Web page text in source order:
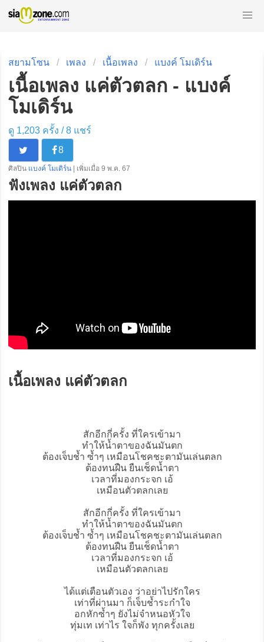
สยามโซน เพลง เนื้อเพลง แบงค์ โมเดิร์น
เนื้อเพลง แค่ตัวตลก - แบงค์
โมเดิร์น
ดู 1,203 ครั้ง /8แชร์
8
ศิลปิน แบงค์ โมเดิร์น | เพิ่มเมื่อ 9 พ.ค. 67
ฟังเพลง แค่ตัวตลก
เนื้อเพลง แค่ตัวตลก
สักอีกกี่ครั้ง ที่ใครเข้ามา
ทำให้น้ำตาของฉันมันตก
ต้องเจ็บช้ำ ซ้ำๆ เหมือนโชคชะตามันเล่นตลก
ต้องทนฝืน ยืนเช็ดน้ำตา
เวลาที่มองกระจก เอ้
เหมือนตัวตลกเลย
สักอีกกี่ครั้ง ที่ใครเข้ามา
ทำให้น้ำตาของฉันมันตก
ต้องเจ็บช้ำ ซ้ำๆ เหมือนโชคชะตามันเล่นตลก
ต้องทนฝืน ยืนเช็ดน้ำตา
เวลาที่มองกระจก เอ้
เหมือนตัวตลกเลย
ได้แต่เตือนตัวเอง ว่าอย่าไปรักใคร
เท่าที่ผ่านมา ก็เจ็บช้ำระกำใจ
อกหักซ้ำๆ ยังไม่จำหนอหัวใจ
ทุ่มเท เท่าไร ใจก็พัง ทุกครั้งเลย